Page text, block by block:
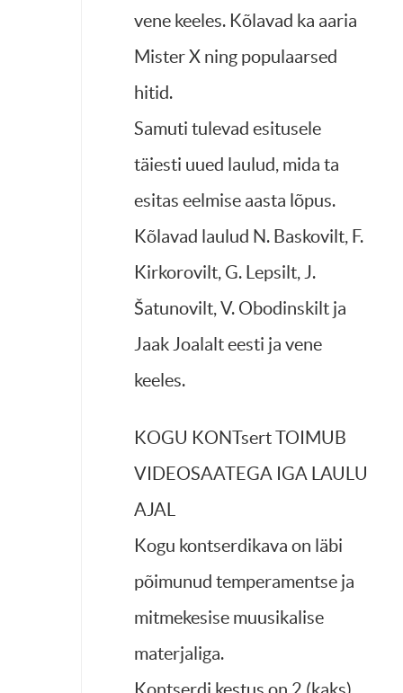
vene keeles. Kõlavad ka aaria
Mister X ning populaarsed
hitid.
Samuti tulevad esitusele
täiesti uued laulud, mida ta
esitas eelmise aasta lõpus.
Kõlavad laulud N. Baskovilt, F.
Kirkorovilt, G. Lepsilt, J.
Šatunovilt, V. Obodinskilt ja
Jaak Joalalt eesti ja vene
keeles.
KOGU KONTsert TOIMUB
VIDEOSAATEGA IGA LAULU
AJAL
Kogu kontserdikava on läbi
põimunud temperamentse ja
mitmekesise muusikalise
materjaliga.
Kontserdi kestus on 2 (kaks)